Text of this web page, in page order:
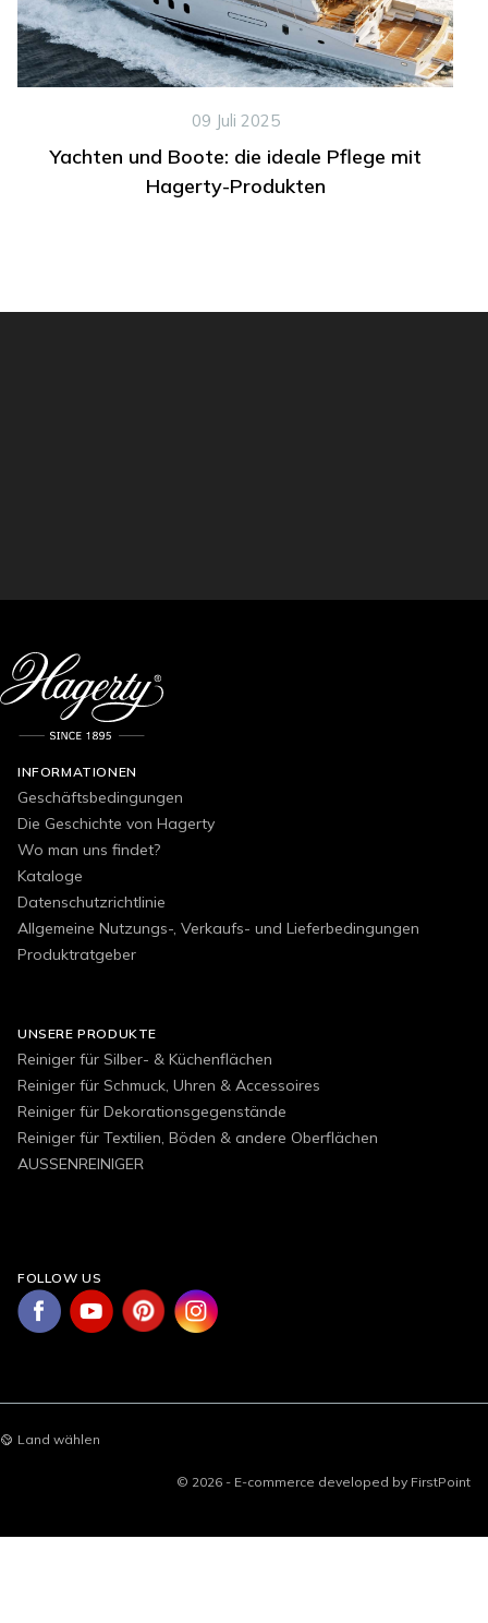
09 Juli 2025
Yachten und Boote: die ideale Pflege mit
Hagerty-Produkten
INFORMATIONEN
Geschäftsbedingungen
Die Geschichte von Hagerty
Wo man uns findet?
Kataloge
Datenschutzrichtlinie
Allgemeine Nutzungs-, Verkaufs- und Lieferbedingungen
Produktratgeber
UNSERE PRODUKTE
Reiniger für Silber- & Küchenflächen
Reiniger für Schmuck, Uhren & Accessoires
Reiniger für Dekorationsgegenstände
Reiniger für Textilien, Böden & andere Oberflächen
AUSSENREINIGER
FOLLOW US
Land wählen
© 2026 - E-commerce developed by FirstPoint